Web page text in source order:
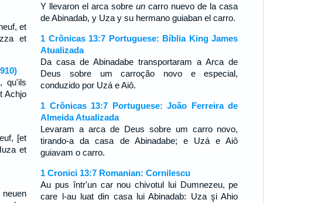
et
et
qu'ils
Achjo
[et
et
Y llevaron el arca sobreun carro nuevo de la casa
de Abinadab, y Uza y su hermano guiaban el carro.
1 Crônicas 13:7 Portuguese: Bíblia King James
Atualizada
Da casa de Abinadabe transportaram a Arca de
Deus sobre um carroção novo e especial,
conduzido por Uzá e Aiô.
1 Crônicas 13:7 Portuguese: João Ferreira de
Almeida Atualizada
Levaram a arca de Deus sobre um carro novo,
tirando-a da casa de Abinadabe; e Uzá e Aiô
guiavam o carro.
1 Cronici 13:7 Romanian: Cornilescu
Au pus într'un car nou chivotul lui Dumnezeu, pe
care l-au luat din casa lui Abinadab: Uza şi Ahio